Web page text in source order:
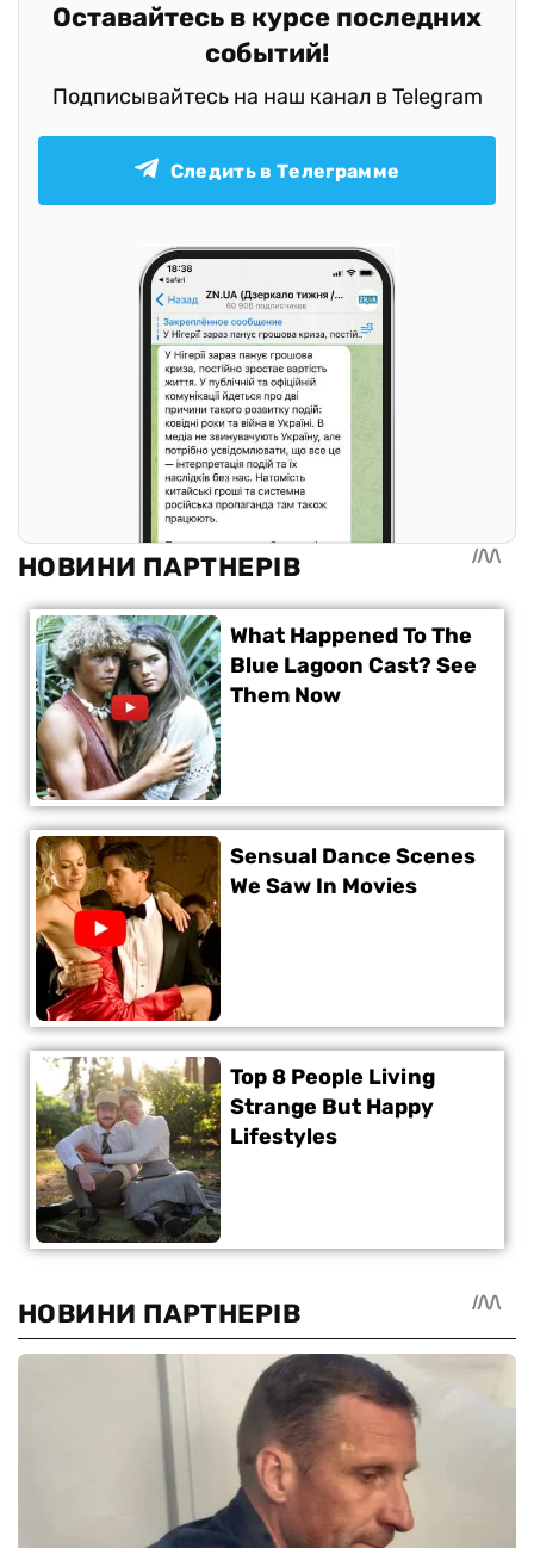
Оставайтесь в курсе последних
событий!
Подписывайтесь на наш канал в Telegram
Следить в Телеграмме